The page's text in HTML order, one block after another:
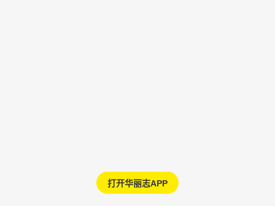
打开华丽志APP